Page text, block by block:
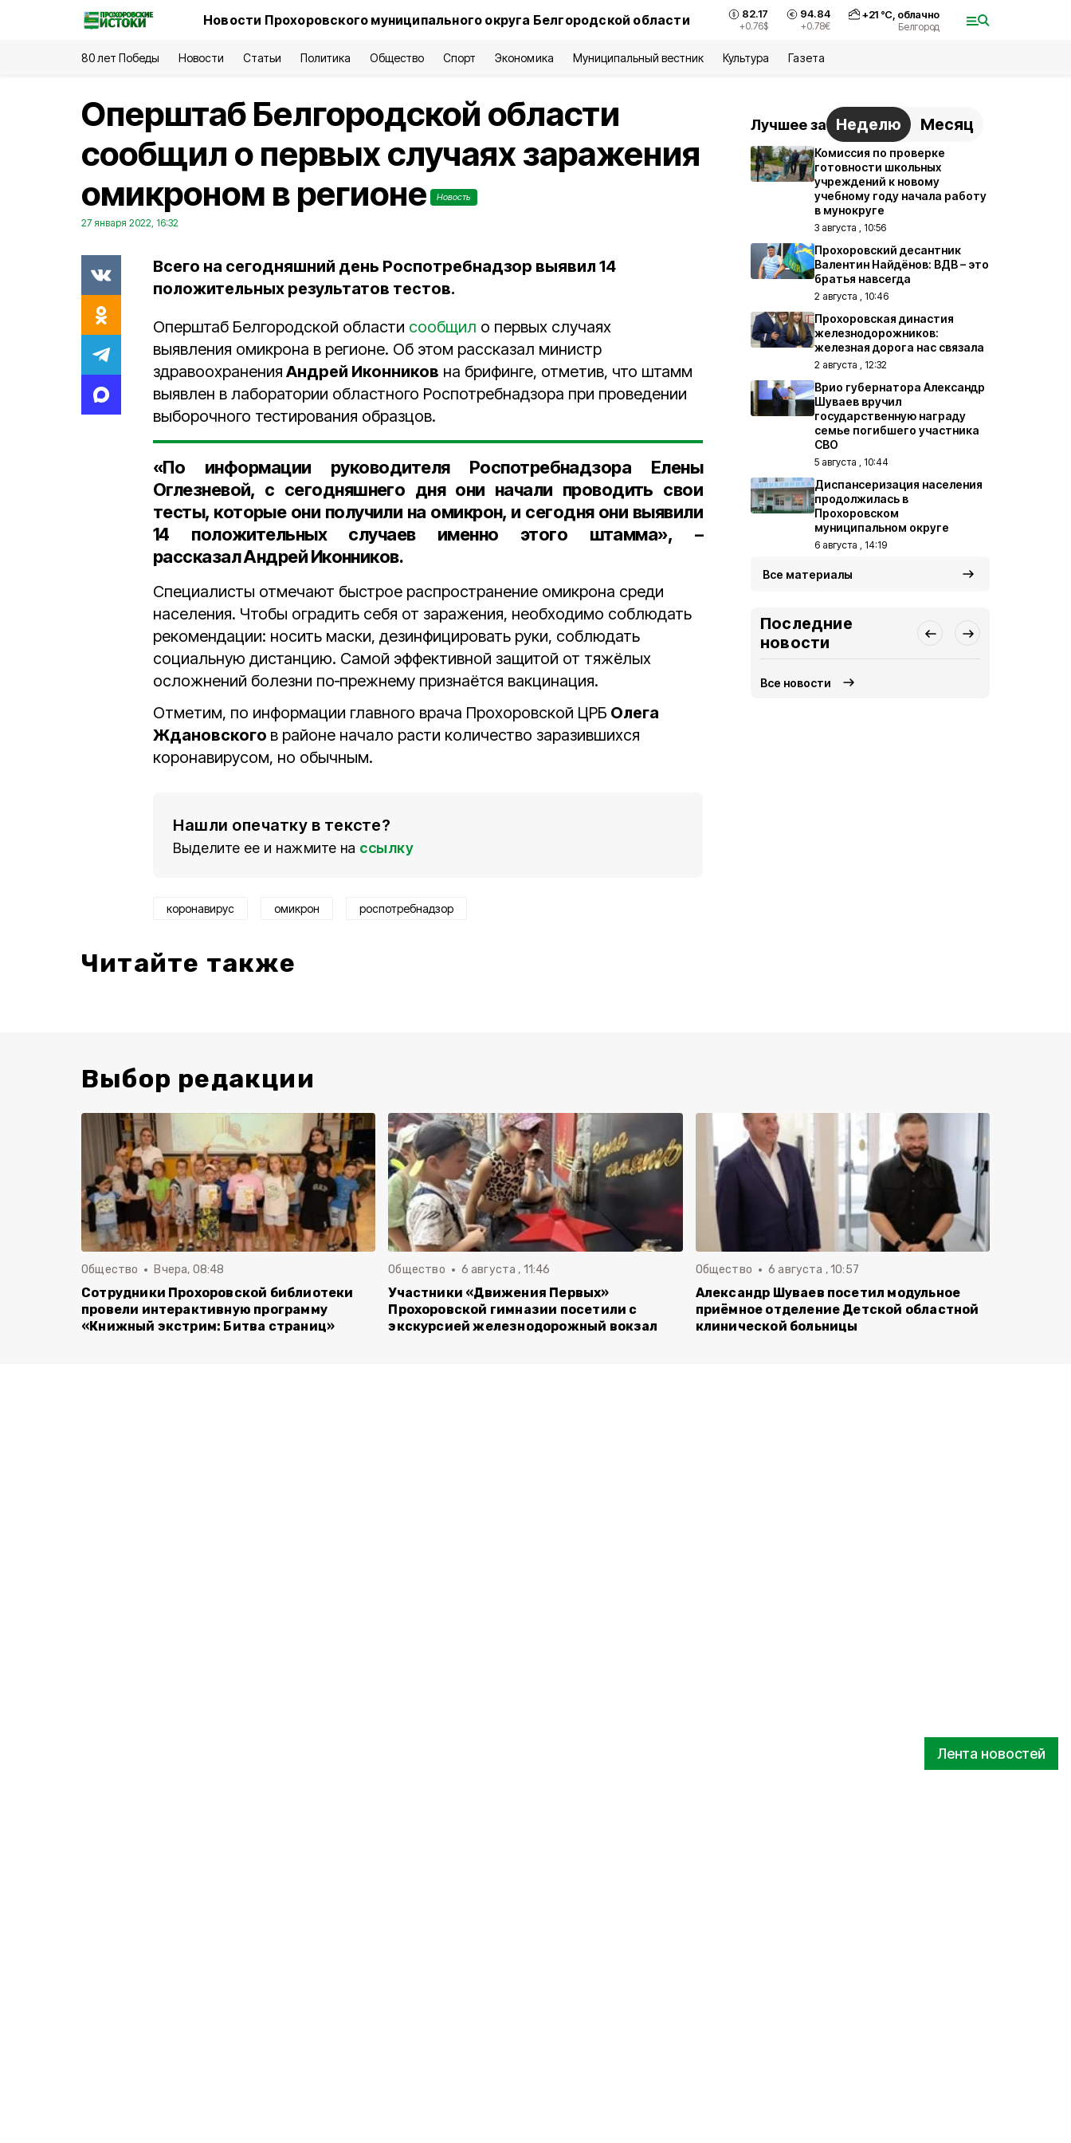
Новости Прохоровского муниципального округа Белгородской области 82.17
+0.76$
94.84
+0.78€
+21°С, облачно
Белгород
80 лет Победы Новости Статьи Политика Общество Спорт Экономика Муниципальный вестник Культура Газета
Лента новостей
Оперштаб Белгородской области
сообщил о первых случаях заражения
омикроном в регионе
Новость
27 января 2022, 16:32
Всего на сегодняшний день Роспотребнадзор выявил 14
положительных результатов тестов.
Оперштаб Белгородской области сообщил о первых случаях
выявления омикрона в регионе. Об этом рассказал министр
здравоохранения Андрей Иконников на брифинге, отметив, что штамм
выявлен в лаборатории областного Роспотребнадзора при проведении
выборочного тестирования образцов.
«По информации руководителя Роспотребнадзора Елены
Оглезневой, с сегодняшнего дня они начали проводить свои
тесты, которые они получили на омикрон, и сегодня они выявили
14 положительных случаев именно этого штамма», –
рассказал Андрей Иконников.
Специалисты отмечают быстрое распространение омикрона среди
населения. Чтобы оградить себя от заражения, необходимо соблюдать
рекомендации: носить маски, дезинфицировать руки, соблюдать
социальную дистанцию. Самой эффективной защитой от тяжёлых
осложнений болезни по‑прежнему признаётся вакцинация.
Отметим, по информации главного врача Прохоровской ЦРБ Олега
Ждановского в районе начало расти количество заразившихся
коронавирусом, но обычным.
Нашли опечатку в тексте?
Выделите ее и нажмите на ссылку
коронавирус омикрон роспотребнадзор
Читайте также
Лучшее за Неделю Месяц
Комиссия по проверке
готовности школьных
учреждений к новому
учебному году начала работу
в мунокруге
3 августа , 10:56
Прохоровский десантник
Валентин Найдёнов: ВДВ – это
братья навсегда
2 августа , 10:46
Прохоровская династия
железнодорожников:
железная дорога нас связала
2 августа , 12:32
Врио губернатора Александр
Шуваев вручил
государственную награду
семье погибшего участника
СВО
5 августа , 10:44
Диспансеризация населения
продолжилась в
Прохоровском
муниципальном округе
6 августа , 14:19
Все материалы
Последние
новости
Все новости
Выбор редакции
Общество Вчера, 08:48
Сотрудники Прохоровской библиотеки
провели интерактивную программу
«Книжный экстрим: Битва страниц»
Общество 6 августа , 11:46
Участники «Движения Первых»
Прохоровской гимназии посетили с
экскурсией железнодорожный вокзал
Общество 6 августа , 10:57
Александр Шуваев посетил модульное
приёмное отделение Детской областной
клинической больницы